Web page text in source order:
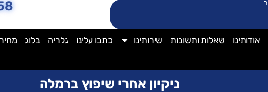
אודותינו שאלות ותשובות שירותינו כתבו עלינו גלריה בלוג
ניקיון אחרי שיפוץ ברמלה